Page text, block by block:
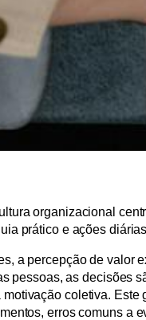
organizacional
prático e ações
a percepção de valor
pessoas, as decisões
coletiva.
erros comuns a